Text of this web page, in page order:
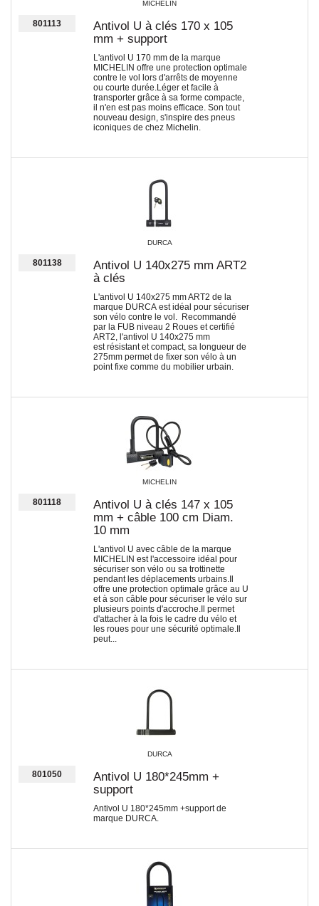
MICHELIN
801113
Antivol U à clés 170 x 105
mm + support
L'antivol U 170 mm de la marque
MICHELIN offre une protection optimale
contre le vol lors d'arrêts de moyenne
ou courte durée.Léger et facile à
transporter grâce à sa forme compacte,
il n'en est pas moins efficace. Son tout
nouveau design, s'inspire des pneus
iconiques de chez Michelin.
DURCA
801138
Antivol U 140x275 mm ART2
à clés
L'antivol U 140x275 mm ART2 de la
marque DURCA est idéal pour sécuriser
son vélo contre le vol. Recommandé
par la FUB niveau 2 Roues et certifié
ART2, l'antivol U 140x275 mm
est résistant et compact, sa longueur de
275mm permet de fixer son vélo à un
point fixe comme du mobilier urbain.
MICHELIN
801118
Antivol U à clés 147 x 105
mm + câble 100 cm Diam.
10 mm
L'antivol U avec câble de la marque
MICHELIN est l'accessoire idéal pour
sécuriser son vélo ou sa trottinette
pendant les déplacements urbains.Il
offre une protection optimale grâce au U
et à son câble pour sécuriser le vélo sur
plusieurs points d'accroche.Il permet
d'attacher à la fois le cadre du vélo et
les roues pour une sécurité optimale.Il
peut...
DURCA
801050
Antivol U 180*245mm +
support
Antivol U 180*245mm +support de
marque DURCA.